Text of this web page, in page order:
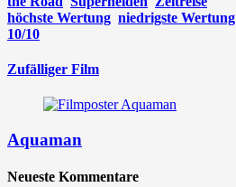
höchste Wertung niedrigste Wertung
10/10
Zufälliger Film
Aquaman
Neueste Kommentare